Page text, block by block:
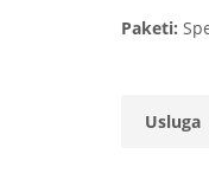
Paketi:
Usluga